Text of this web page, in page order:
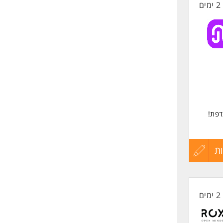
2 ימים
עדכון
2 ימים